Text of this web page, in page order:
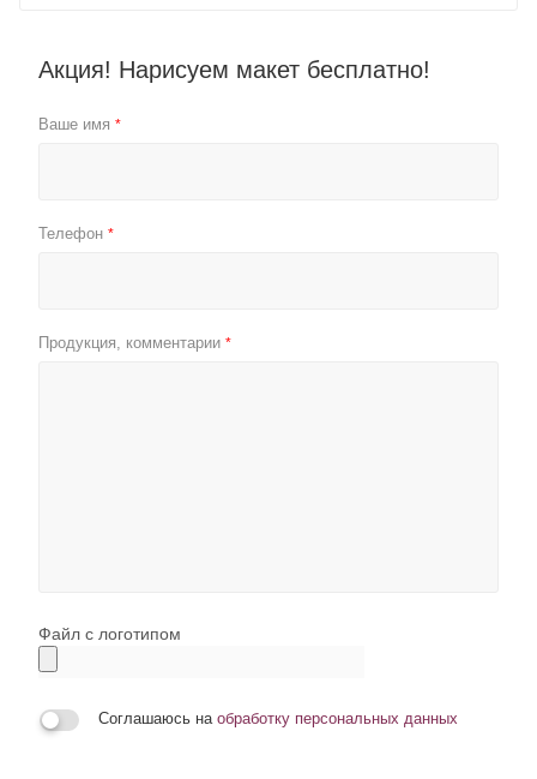
Акция! Нарисуем макет бесплатно!
Ваше имя *
Телефон *
Продукция, комментарии *
Файл с логотипом
Соглашаюсь на обработку персональных данных